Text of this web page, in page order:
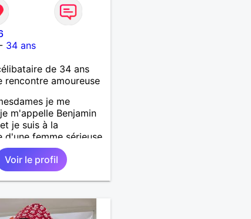
- 34 ans
de 34 ans
rencontre amoureuse
je me
m'appelle Benjamin
je suis à la
d'une femme sérieuse
Voir le profil